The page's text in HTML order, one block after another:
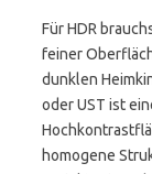
Für HDR
feiner
dunklen
oder UST ist
homogene